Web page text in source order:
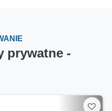
prywatne -